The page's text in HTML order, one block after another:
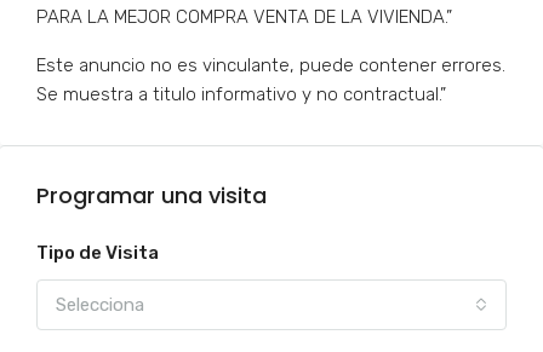
PARA LA MEJOR COMPRA VENTA DE LA VIVIENDA.”
Este anuncio no es vinculante, puede contener errores.
Se muestra a titulo informativo y no contractual.”
Programar una visita
Tipo de Visita
Selecciona